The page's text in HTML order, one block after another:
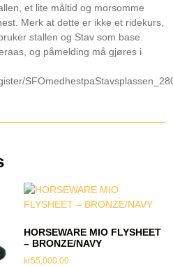
et lite måltid og morsomme
Merk at dette er ikke et ridekurs,
stallen og Stav som base.
og påmelding må gjøres i
HORSEWARE MIO FLYSHEET
– BRONZE/NAVY
kr55,000.00